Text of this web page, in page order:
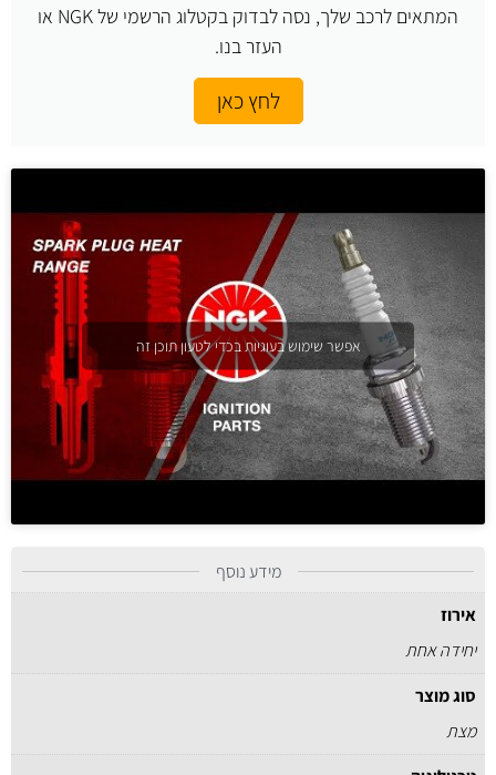
המתאים לרכב שלך, נסה לבדוק בקטלוג הרשמי של NGK או
העזר בנו.
לחץ כאן
אפשר שימוש בעוגיות בכדי לטעון תוכן זה
מידע נוסף
אירוז
יחידה אחת
סוג מוצר
מצת